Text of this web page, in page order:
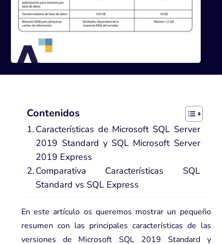
Contenidos
Características de Microsoft SQL Server
2019 Standard y SQL Microsoft Server
2019 Express
Comparativa Características SQL
Standard vs SQL Express
En este artículo os queremos mostrar un pequeño
resumen con las principales características de las
versiones de Microsoft SQL 2019 Standardy